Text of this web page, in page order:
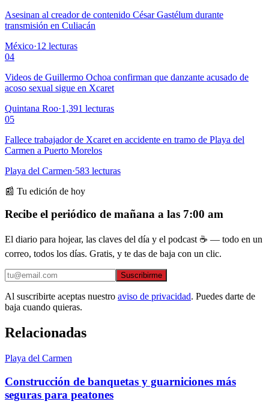
Asesinan al creador de contenido César Gastélum durante
transmisión en Culiacán
México·12 lecturas
04
Videos de Guillermo Ochoa confirman que danzante acusado de
acoso sexual sigue en Xcaret
Quintana Roo·1,391 lecturas
05
Fallece trabajador de Xcaret en accidente en tramo de Playa del
Carmen a Puerto Morelos
Playa del Carmen·583 lecturas
📰 Tu edición de hoy
Recibe el periódico de mañana a las 7:00 am
El diario para hojear, las claves del día y el podcast ☕ — todo en un
correo, todos los días. Gratis, y te das de baja con un clic.
Suscribirme
Al suscribirte aceptas nuestro aviso de privacidad. Puedes darte de
baja cuando quieras.
Relacionadas
Playa del Carmen
Construcción de banquetas y guarniciones más
seguras para peatones